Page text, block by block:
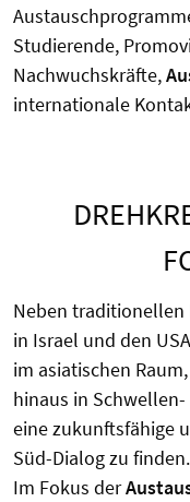
Studierende,
Nachwuchskräfte,
internationale
Neben traditionellen
in Israel und den
im asiatischen
hinaus in
eine zukunftsfähige
Süd-Dialog zu finden.
Im Fokus der